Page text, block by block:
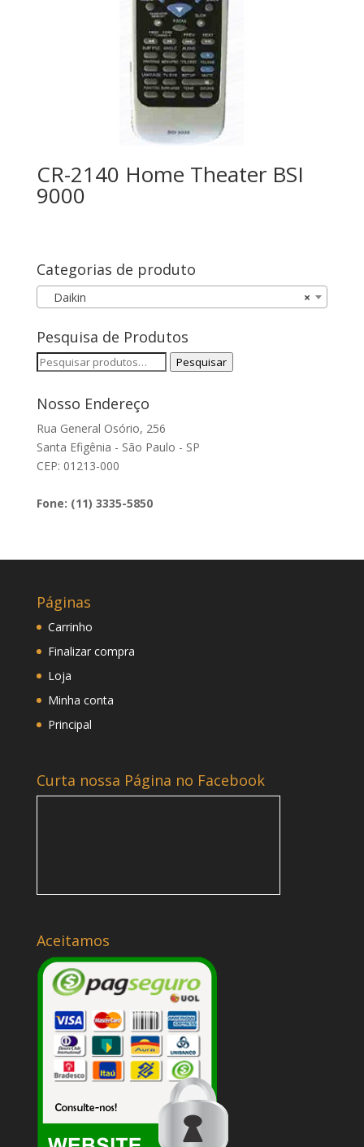
CR-2140 Home Theater BSI
9000
Categorias de produto
×
Daikin
Pesquisa de Produtos
Pesquisar
Pesquisar
Nosso Endereço
Rua General Osório, 256
Santa Efigênia - São Paulo - SP
CEP: 01213-000
Fone: (11) 3335-5850
Páginas
Carrinho
Finalizar compra
Loja
Minha conta
Principal
Curta nossa Página no Facebook
Aceitamos